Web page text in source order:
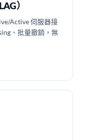
）
Active 伺服器接
、批量撤銷，無